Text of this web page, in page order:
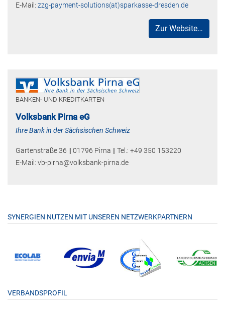
E-Mail: zzg-payment-solutions(at)sparkasse-dresden.de
Zur Website…
BANKEN- UND KREDITKARTEN
Volksbank Pirna eG
Ihre Bank in der Sächsischen Schweiz
Gartenstraße 36 || 01796 Pirna || Tel.: +49 350 153220
E-Mail: vb-pirna@volksbank-pirna.de
SYNERGIEN NUTZEN MIT UNSEREN NETZWERKPARTNERN
VERBANDSPROFIL